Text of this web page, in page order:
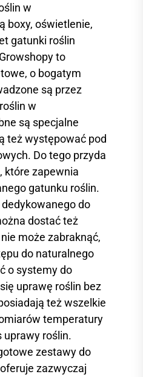
w
boxy, oświetlenie,
gatunki roślin
to
o bogatym
są przez
w
są specjalne
też występować pod
Do tego przyda
które zapewnia
gatunku roślin.
do
dostać też
może zabraknąć,
do naturalnego
o systemy do
uprawę roślin bez
też wszelkie
temperatury
uprawy roślin.
zestawy do
zazwyczaj